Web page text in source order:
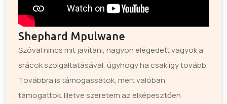
Shephard Mpulwane
Szóval nincs mit javítani, nagyon elégedett vagyok a
srácok szolgáltatásával, úgyhogy ha csak így tovább.
Továbbra is támogassátok, mert valóban
támogattok. Illetve szeretem az elképesztően